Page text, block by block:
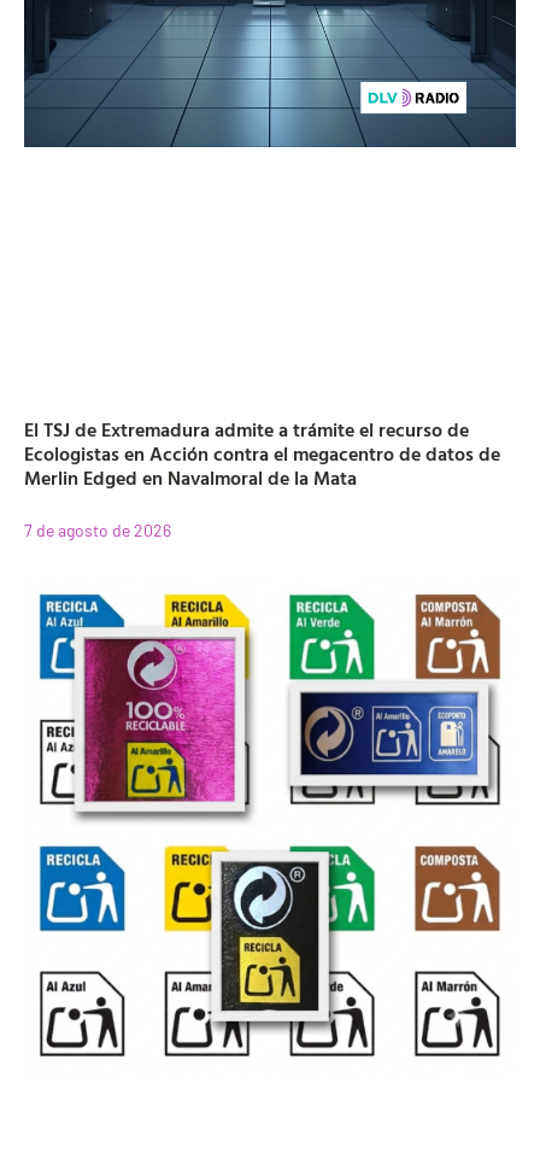
El TSJ de Extremadura admite a trámite el recurso de
Ecologistas en Acción contra el megacentro de datos de
Merlin Edged en Navalmoral de la Mata
7 de agosto de 2026